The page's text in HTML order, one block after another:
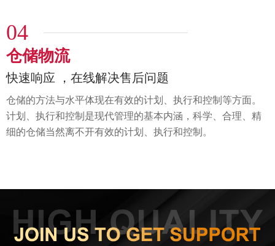
04
仓储物流
快速响应 ，在线解决售后问题
仓储的方法与水平体现在有效的计划、执行和控制等方面。
计划、执行和控制是现代管理的基本内涵，科学、 合理、精
细的仓储当然离不开有效的计划、执行和控制。